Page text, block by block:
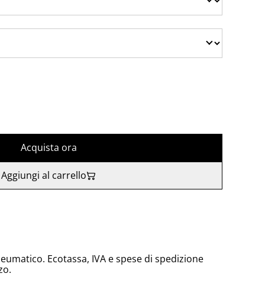
Acquista ora
Aggiungi al carrello
Ecotassa, IVA e spese di spedizione